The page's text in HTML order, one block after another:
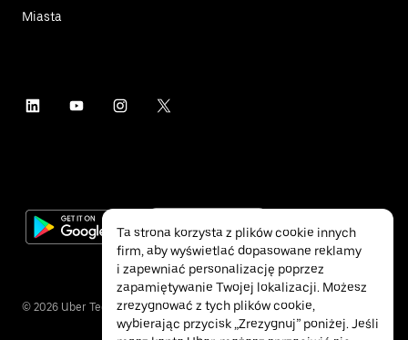
Miasta
© 2026 Uber Technologies Inc.
Ta strona korzysta z plików cookie innych
firm, aby wyświetlać dopasowane reklamy
i zapewniać personalizację poprzez
zapamiętywanie Twojej lokalizacji. Możesz
zrezygnować z tych plików cookie,
wybierając przycisk „Zrezygnuj” poniżej. Jeśli